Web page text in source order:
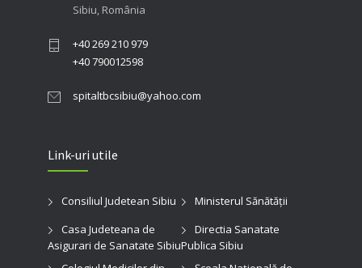
Sibiu, România
+40 269 210 979
+40 790012598
spitaltbcsibiu@yahoo.com
Link-uri utile
Consiliul Judetean Sibiu
Ministerul Sănătății
Casa Judeteana de
Asigurari de Sanatate Sibiu
Directia Sanatate
Publica Sibiu